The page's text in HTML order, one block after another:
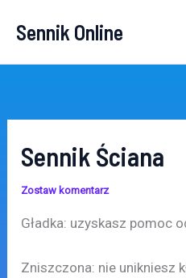
Sennik Online
Sennik Ściana
Zostaw komentarz
Gładka: uzyskasz pomoc
Zniszczona: nie unikniesz